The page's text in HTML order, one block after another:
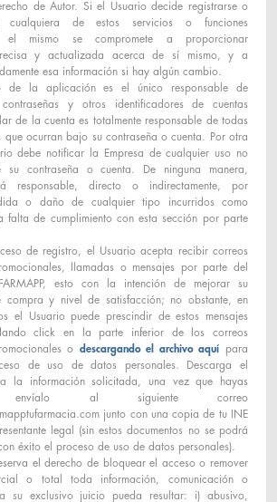
de Autor. Si el Usuario decide registrarse o
cualquiera de estos servicios o funciones
el mismo se compromete a proporcionar
y actualizada acerca de sí mismo, y a
esa información si hay algún cambio.
de la aplicación es el único responsable de
y otros identificadores de cuentas
de la cuenta es totalmente responsable de todas
que ocurran bajo su contraseña o cuenta. Por otra
debe notificar la Empresa de cualquier uso no
su contraseña o cuenta. De ninguna manera,
responsable, directo o indirectamente, por
o daño de cualquier tipo incurridos como
falta de cumplimiento con esta sección por parte
de registro, el Usuario acepta recibir correos
llamadas o mensajes por parte del
esto con la intención de mejorar su
compra y nivel de satisfacción; no obstante, en
el Usuario puede prescindir de estos mensajes
click en la parte inferior de los correos
o descargando el archivo aquí para
de uso de datos personales. Descarga el
la información solicitada, una vez que hayas
envíalo al siguiente correo
junto con una copia de tu INE
legal (sin estos documentos no se podrá
éxito el proceso de uso de datos personales).
el derecho de bloquear el acceso o remover
o total toda información, comunicación o
su exclusivo juicio pueda resultar: i) abusivo,